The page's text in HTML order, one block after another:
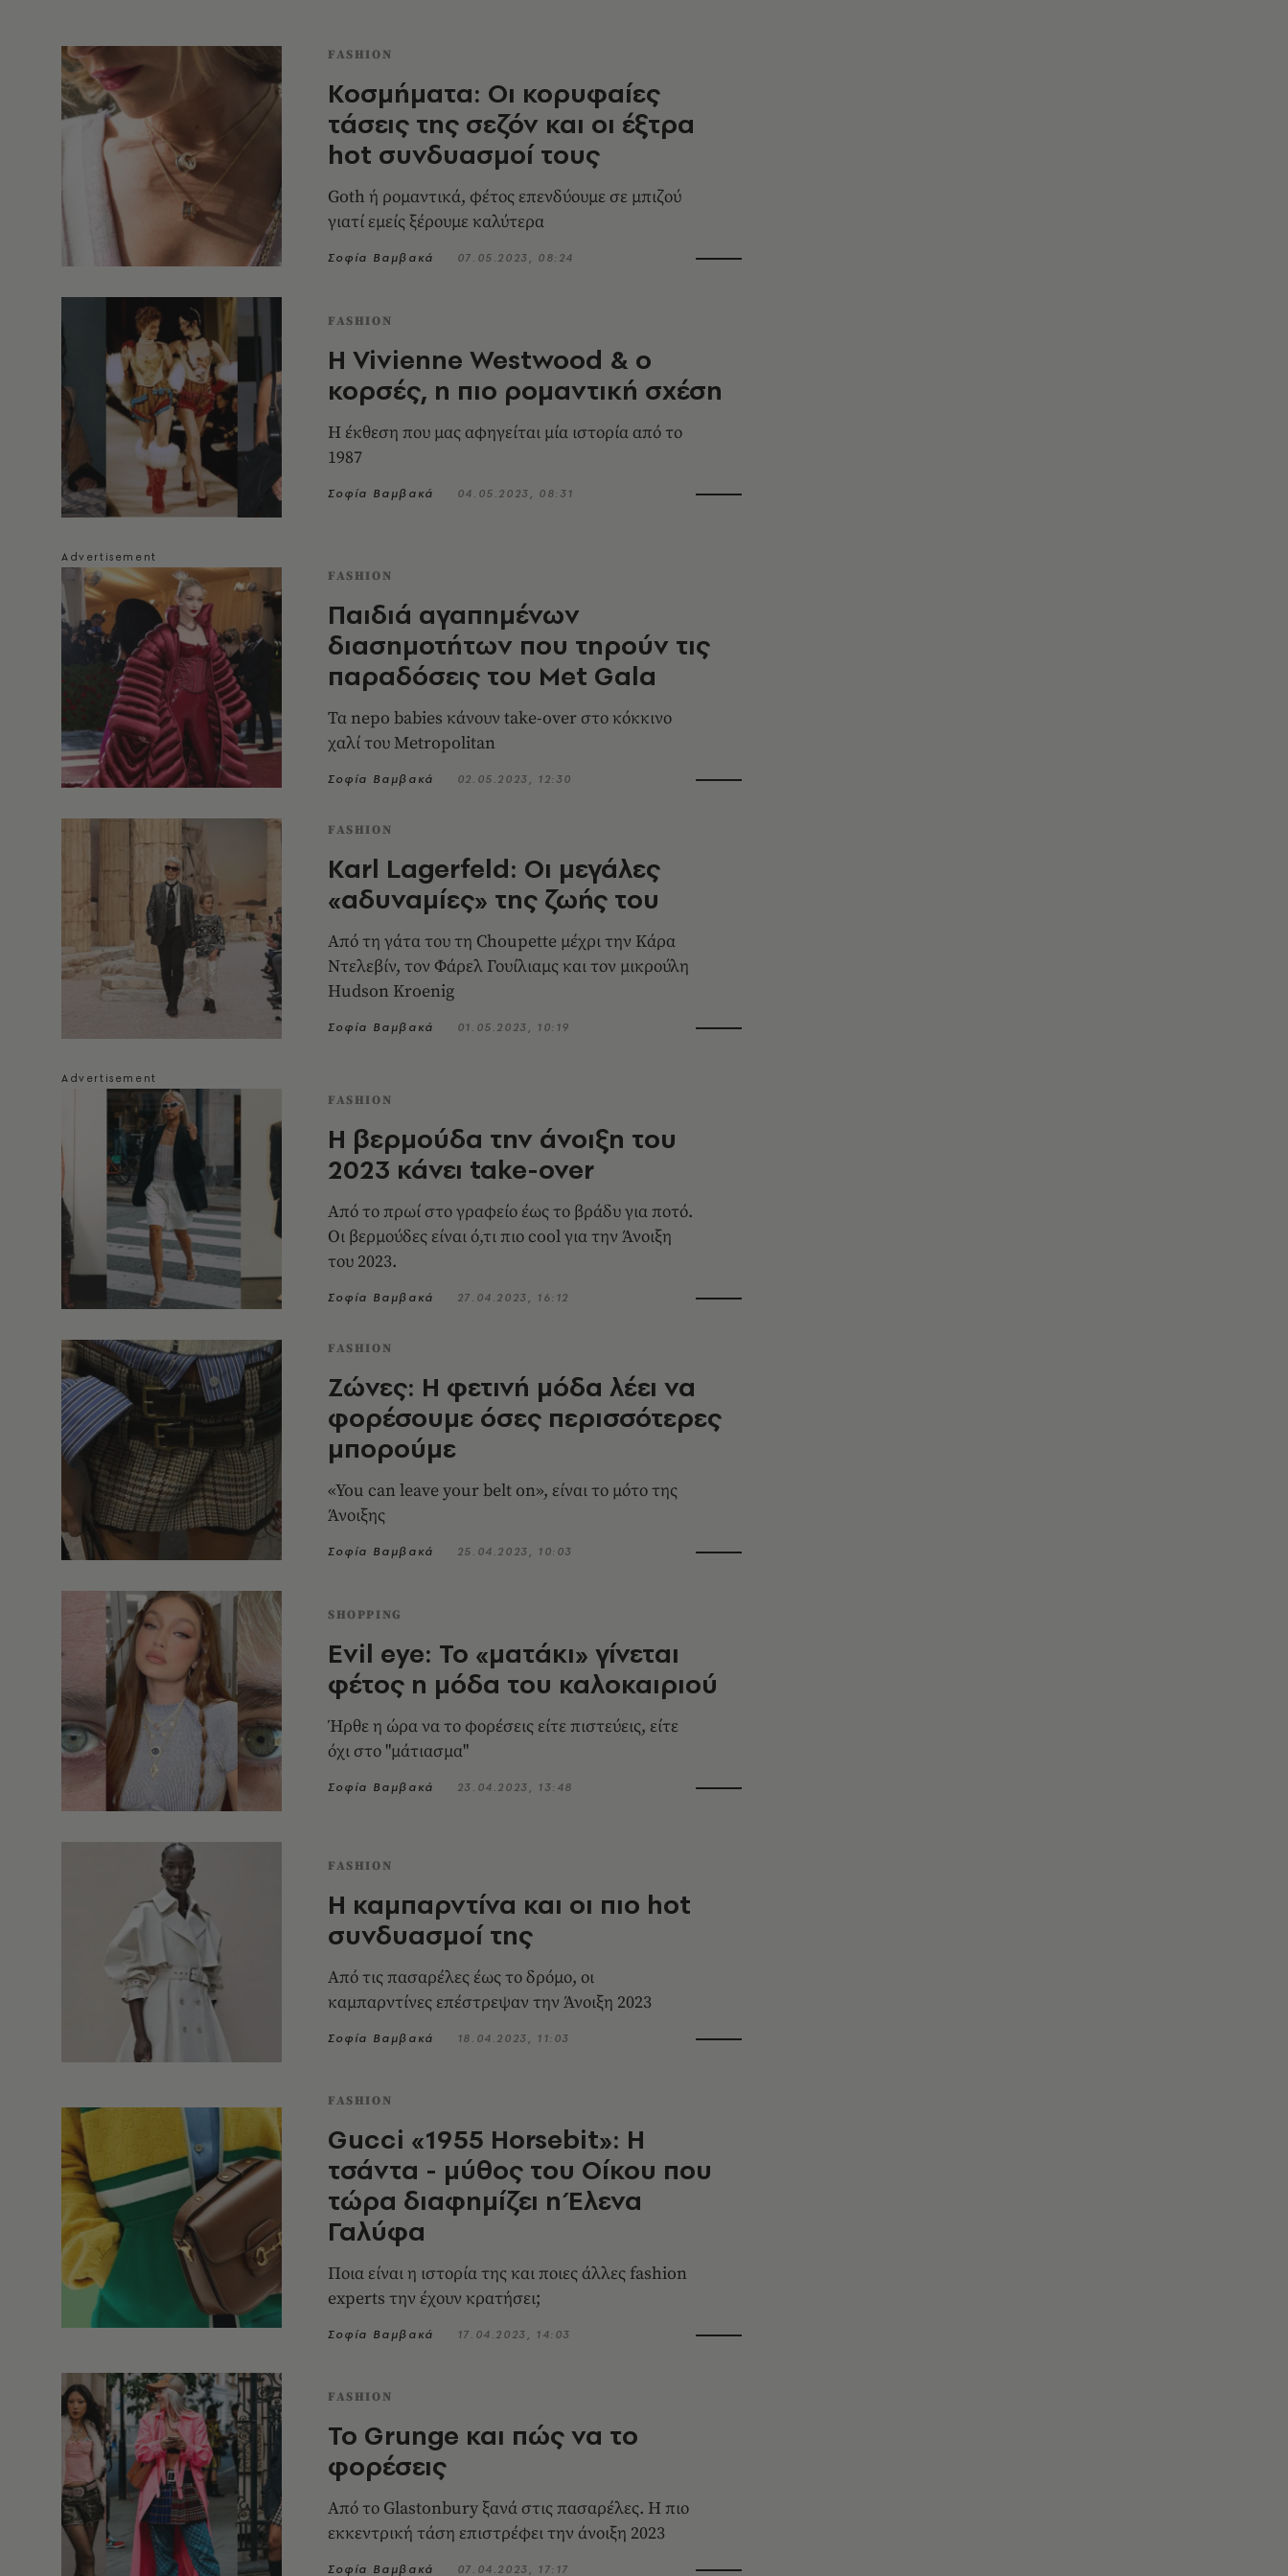
FASHION
Κοσμήματα: Οι κορυφαίες
τάσεις της σεζόν και οι έξτρα
hot συνδυασμοί τους
Goth ή ρομαντικά, φέτος επενδύουμε σε μπιζού
γιατί εμείς ξέρουμε καλύτερα
Σοφία Βαμβακά 07.05.2023, 08:24
FASHION
Η Vivienne Westwood & ο
κορσές, η πιο ρομαντική σχέση
Η έκθεση που μας αφηγείται μία ιστορία από το
1987
Σοφία Βαμβακά 04.05.2023, 08:31
FASHION
Παιδιά αγαπημένων
διασημοτήτων που τηρούν τις
παραδόσεις του Μet Gala
Τα nepo babies κάνουν take-over στο κόκκινο
χαλί του Metropolitan
Σοφία Βαμβακά 02.05.2023, 12:30
FASHION
Karl Lagerfeld: Οι μεγάλες
«αδυναμίες» της ζωής του
Από τη γάτα του τη Choupette μέχρι την Κάρα
Ντελεβίν, τον Φάρελ Γουίλιαμς και τον μικρούλη
Hudson Kroenig
Σοφία Βαμβακά 01.05.2023, 10:19
FASHION
Η βερμούδα την άνοιξη του
2023 κάνει take-over
Από το πρωί στο γραφείο έως το βράδυ για ποτό.
Οι βερμούδες είναι ό,τι πιο cool για την Άνοιξη
του 2023.
Σοφία Βαμβακά 27.04.2023, 16:12
FASHION
Ζώνες: Η φετινή μόδα λέει να
φορέσουμε όσες περισσότερες
μπορούμε
«You can leave your belt on», είναι το μότο της
Άνοιξης
Σοφία Βαμβακά 25.04.2023, 10:03
SHOPPING
Evil eye: Το «ματάκι» γίνεται
φέτος η μόδα του καλοκαιριού
Ήρθε η ώρα να το φορέσεις είτε πιστεύεις, είτε
όχι στο "μάτιασμα"
Σοφία Βαμβακά 23.04.2023, 13:48
FASHION
Η καμπαρντίνα και οι πιο hot
συνδυασμοί της
Από τις πασαρέλες έως το δρόμο, οι
καμπαρντίνες επέστρεψαν την Άνοιξη 2023
Σοφία Βαμβακά 18.04.2023, 11:03
FASHION
Gucci «1955 Horsebit»: Η
τσάντα - μύθος του Οίκου που
τώρα διαφημίζει η Έλενα
Γαλύφα
Ποια είναι η ιστορία της και ποιες άλλες fashion
experts την έχουν κρατήσει;
Σοφία Βαμβακά 17.04.2023, 14:03
FASHION
Το Grunge και πώς να το
φορέσεις
Από το Glastonbury ξανά στις πασαρέλες. Η πιο
εκκεντρική τάση επιστρέφει την άνοιξη 2023
Σοφία Βαμβακά 07.04.2023, 17:17